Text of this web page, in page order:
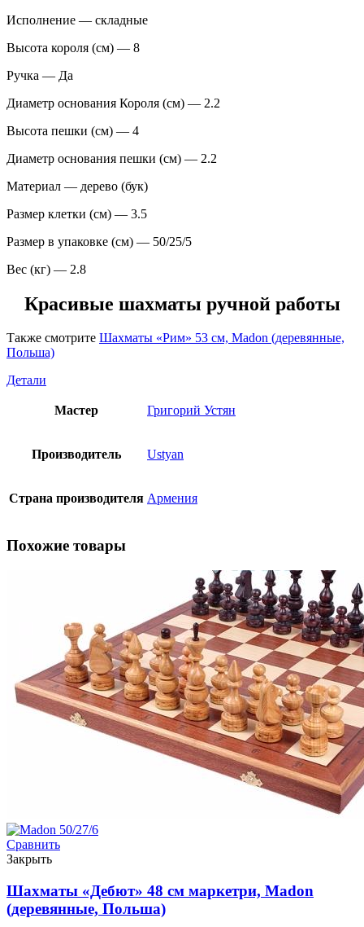
Исполнение — складные
Высота короля (см) — 8
Ручка — Да
Диаметр основания Короля (см) — 2.2
Высота пешки (см) — 4
Диаметр основания пешки (см) — 2.2
Материал — дерево (бук)
Размер клетки (см) — 3.5
Размер в упаковке (см) — 50/25/5
Вес (кг) — 2.8
Красивые шахматы ручной работы
Также смотрите Шахматы «Рим» 53 см, Madon (деревянные,
Польша)
Детали
Мастер Григорий Устян
Производитель Ustyan
Страна производителя Армения
Похожие товары
Сравнить
Закрыть
Шахматы «Дебют» 48 см маркетри, Madon
(деревянные, Польша)